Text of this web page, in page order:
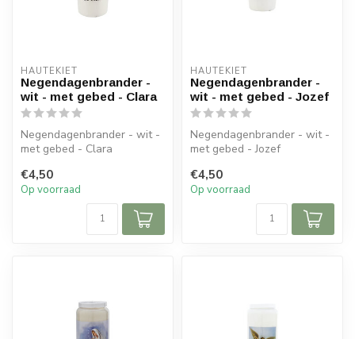
HAUTEKIET
Negendagenbrander -
wit - met gebed - Clara
Negendagenbrander - wit -
met gebed - Clara
€4,50
Op voorraad
HAUTEKIET
Negendagenbrander -
wit - met gebed - Jozef
Negendagenbrander - wit -
met gebed - Jozef
€4,50
Op voorraad